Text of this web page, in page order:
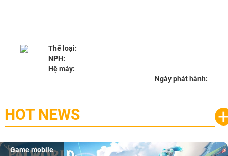
Thể loại:
NPH:
Hệ máy:
Ngày phát hành:
HOT NEWS
Game mobile